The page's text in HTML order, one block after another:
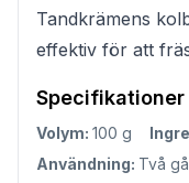
Tandkrämens
effektiv för att
Specifikationer
Volym: 100 g
Användning: Två